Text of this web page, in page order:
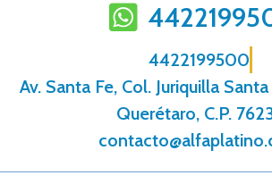
4422199500
Av. Santa Fe, Col. Juriquilla
Querétaro, C.P.